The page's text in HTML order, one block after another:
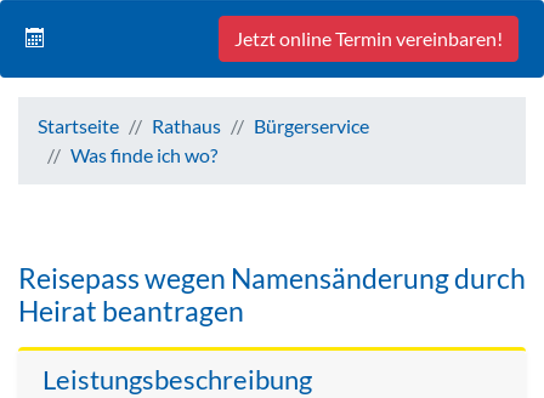
Jetzt online Termin vereinbaren!
Startseite Rathaus
Bürgerservice
Was finde ich wo?
Reisepass wegen Namensänderung durch
Heirat beantragen
Leistungsbeschreibung